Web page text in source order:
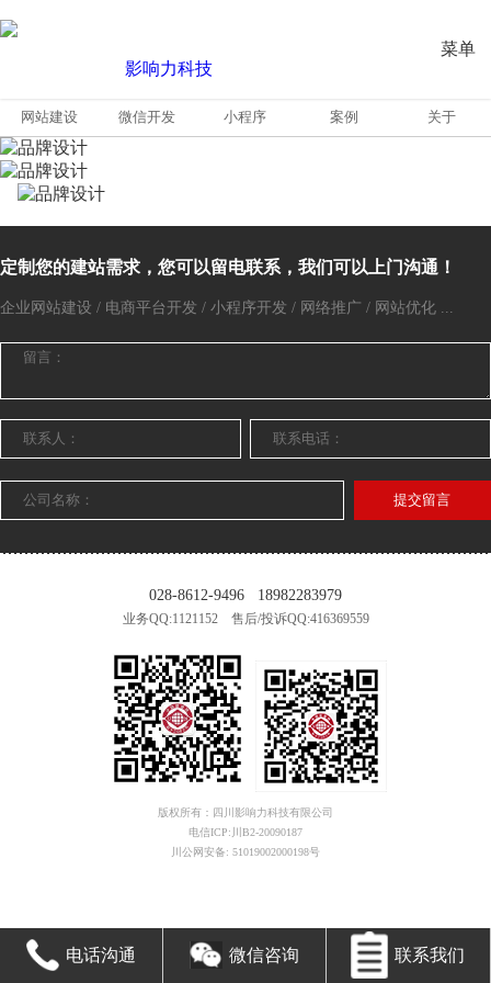
菜单
网站建设 微信开发 小程序 案例 关于
定制您的建站需求，您可以留电联系，我们可以上门沟通！
企业网站建设 / 电商平台开发 / 小程序开发 / 网络推广 / 网站优化 ...
提交留言
028-8612-9496 18982283979
业务QQ:1121152 售后/投诉QQ:416369559
版权所有：四川影响力科技有限公司
电信ICP:川B2-20090187
川公网安备: 51019002000198号
电话沟通 微信咨询 联系我们